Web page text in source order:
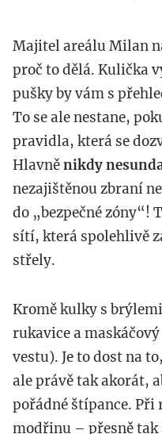
Majitel areálu Milan
proč to dělá. Kulička
pušky by vám s
To se ale nestane,
pravidla, která se
Hlavněnikdy
nezajištěnou zbraní
do „bezpečné zóny“!
sítí, která spolehlivě
střely.
Kromě kulky s
rukavice a
vestu). Je to dost na
ale právě tak akorát,
pořádné štípance. Při
modřinu – přesně tak